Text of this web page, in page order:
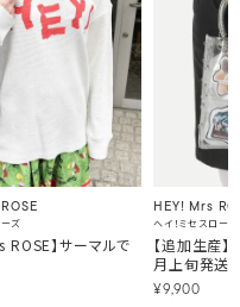
ズ
ROSE】サーマルで
HEY! Mrs
ヘイ！ミセスローズ
【追加生産
月上旬発送
¥9,900